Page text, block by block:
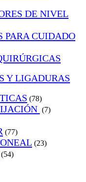
DE NIVEL
PARA CUIDADO
Y LIGADURAS
(78)
(7)
(77)
(23)
(54)